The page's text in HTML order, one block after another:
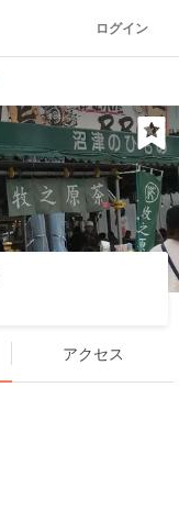
ログイン
アクセス